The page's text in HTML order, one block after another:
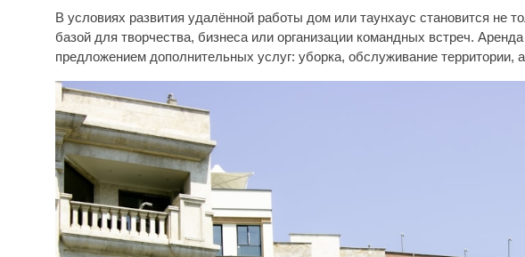
В условиях развития удалённой работы дом или таунхаус становится не
базой для творчества, бизнеса или организации командных встреч.
предложением дополнительных услуг: уборка, обслуживание территории,